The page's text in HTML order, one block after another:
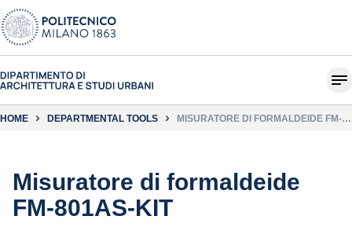
HOME DEPARTMENTAL TOOLS
MISURATORE DI FORMALDEIDE FM-
Misuratore di formaldeide
FM-801AS-KIT